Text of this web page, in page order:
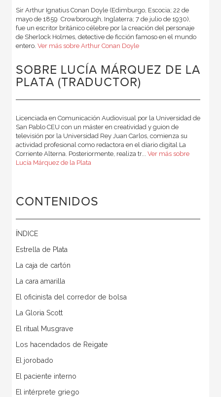
Sir Arthur Ignatius Conan Doyle (Edimburgo, Escocia; 22 de
mayo de 1859  Crowborough, Inglaterra; 7 de julio de 1930),
fue un escritor británico célebre por la creación del personaje
de Sherlock Holmes, detective de ficción famoso en el mundo
entero. Ver más sobre Arthur Conan Doyle
SOBRE LUCÍA MÁRQUEZ DE LA
PLATA (TRADUCTOR)
Licenciada en Comunicación Audiovisual por la Universidad de
San Pablo CEU con un máster en creatividad y guion de
televisión por la Universidad Rey Juan Carlos, comienza su
actividad profesional como redactora en el diario digital La
Corriente Alterna. Posteriormente, realiza tr... Ver más sobre
Lucía Márquez de la Plata
CONTENIDOS
ÍNDICE
Estrella de Plata
La caja de cartón
La cara amarilla
El oficinista del corredor de bolsa
La Gloria Scott
El ritual Musgrave
Los hacendados de Reigate
El jorobado
El paciente interno
El intérprete griego